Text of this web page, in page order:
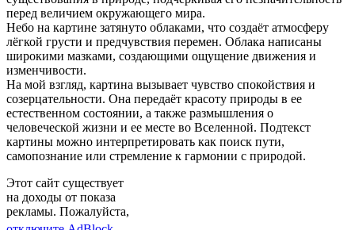
перед величием окружающего мира.
Небо на картине затянуто облаками, что создаёт атмосферу
лёгкой грусти и предчувствия перемен. Облака написаны
широкими мазками, создающими ощущение движения и
изменчивости.
На мой взгляд, картина вызывает чувство спокойствия и
созерцательности. Она передаёт красоту природы в ее
естественном состоянии, а также размышления о
человеческой жизни и ее месте во Вселенной. Подтекст
картины можно интерпретировать как поиск пути,
самопознание или стремление к гармонии с природой.
Этот сайт существует
на доходы от показа
рекламы. Пожалуйста,